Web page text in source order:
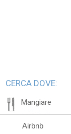
CERCA DOVE:
Mangiare
Airbnb